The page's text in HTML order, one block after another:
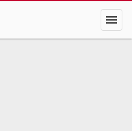
menu